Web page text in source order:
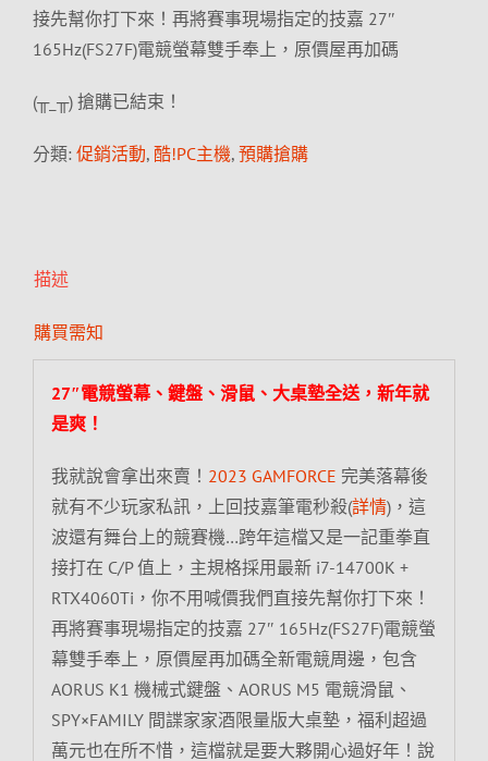
接先幫你打下來！再將賽事現場指定的技嘉 27″
165Hz(FS27F)電競螢幕雙手奉上，原價屋再加碼
(╥_╥) 搶購已結束！
分類: 促銷活動, 酷!PC主機, 預購搶購
描述
購買需知
27″電競螢幕、鍵盤、滑鼠、大桌墊全送，新年就
是爽！
我就說會拿出來賣！ 2023 GAMFORCE 完美落幕後
就有不少玩家私訊，上回技嘉筆電秒殺(詳情)，這
波還有舞台上的競賽機…跨年這檔又是一記重拳直
接打在 C/P 值上，主規格採用最新 i7-14700K +
RTX4060Ti，你不用喊價我們直接先幫你打下來！
再將賽事現場指定的技嘉 27″ 165Hz(FS27F)電競螢
幕雙手奉上，原價屋再加碼全新電競周邊，包含
AORUS K1 機械式鍵盤、AORUS M5 電競滑鼠、
SPY×FAMILY 間諜家家酒限量版大桌墊，福利超過
萬元也在所不惜，這檔就是要大夥開心過好年！說